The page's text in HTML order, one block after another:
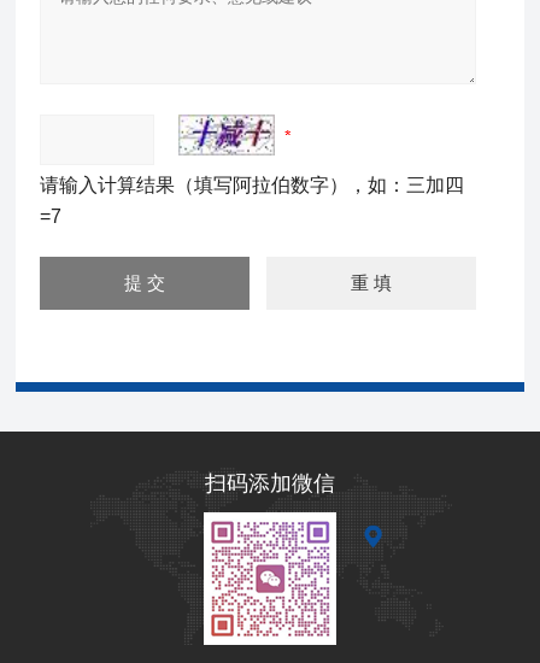
请输入计算结果（填写阿拉伯数字），如：三加四
=7
扫码添加微信